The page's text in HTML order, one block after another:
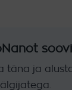
täna ja